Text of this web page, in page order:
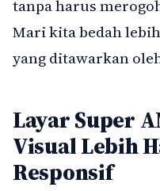
tanpa harus
Mari kita bedah
yang ditawarkan
Layar Super
Visual Lebih
Responsif